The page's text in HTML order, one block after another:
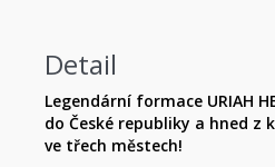
Detail
Legendární formace URIAH
do České republiky a hned z
ve třech městech!